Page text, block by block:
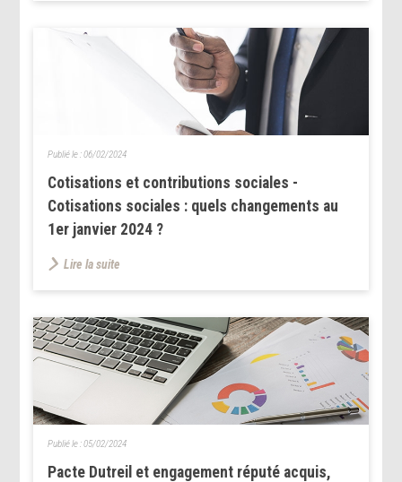
Cotisations et contributions sociales -
Cotisations sociales : quels changements au
1er janvier 2024 ?
Publié le :06/02/2024
Lire la suite
Pacte Dutreil et engagement réputé acquis,
Publié le :05/02/2024